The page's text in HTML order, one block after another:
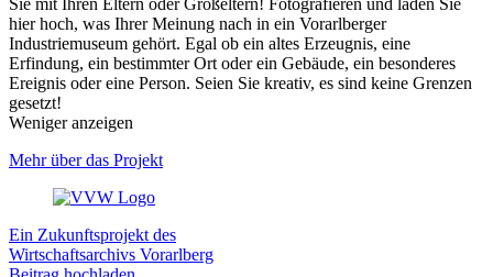
hier hoch, was Ihrer Meinung nach in ein Vorarlberger
Industriemuseum gehört. Egal ob ein altes Erzeugnis, eine
Erfindung, ein bestimmter Ort oder ein Gebäude, ein besonderes
Ereignis oder eine Person. Seien Sie kreativ, es sind keine Grenzen
gesetzt!
Weniger anzeigen
Mehr über das Projekt
Ein Zukunftsprojekt des
Wirtschaftsarchivs Vorarlberg